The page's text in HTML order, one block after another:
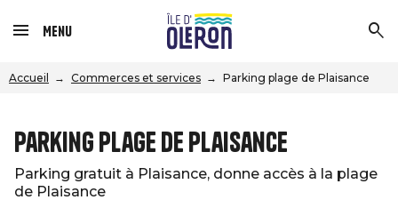
Menu
Accueil Commerces et services Parking plage de Plaisance
Parking plage de Plaisance
Parking gratuit à Plaisance, donne accès à la plage
de Plaisance